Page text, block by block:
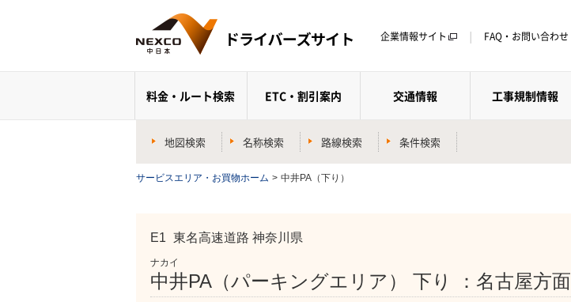
企業情報サイト FAQ・お問い合わせ
料金・ルート検索 ETC・割引案内 交通情報 工事規制情報
地図検索 名称検索 路線検索 条件検索
サービスエリア・お買物ホーム > 中井PA（下り）
E1 東名高速道路 神奈川県
ナカイ
中井PA（パーキングエリア） 下り ：名古屋方面